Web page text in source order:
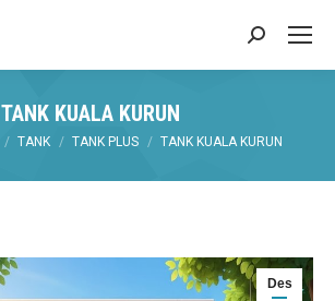
Search:
TANK KUALA KURUN
TANK TANK PLUS TANK KUALA KURUN
Des